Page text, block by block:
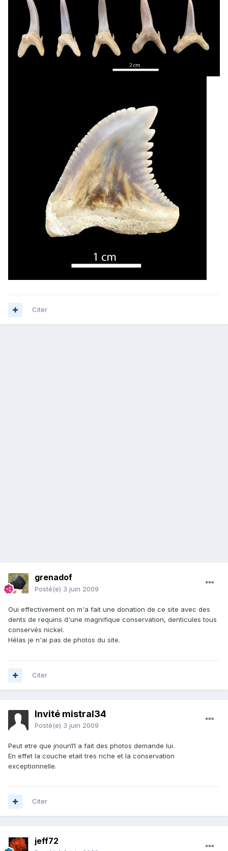
Citer
grenadof
Posté(e) 3 juin 2009
Oui effectivement on m'a fait une donation de ce site avec des
dents de requins d'une magnifique conservation, denticules tous
conservés nickel.
Hélas je n'ai pas de photos du site.
Citer
Invité mistral34
Posté(e) 3 juin 2009
Peut etre que jnoun11 a fait des photos demande lui.
En effet la couche etait tres riche et la conservation
exceptionnelle.
Citer
jeff72